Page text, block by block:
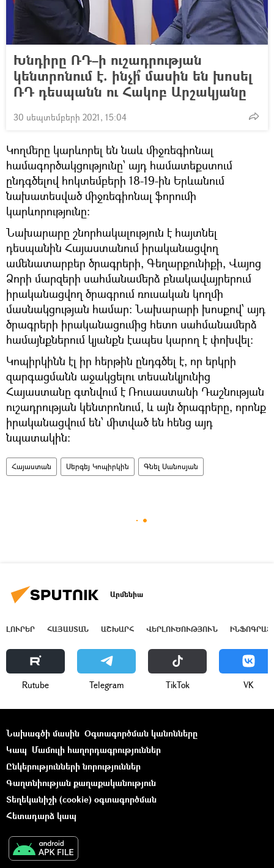
Խնդիրը ՌԴ–ի ուշադրության
կենտրոնում է. ինչի՞ մասին են խոսել
ՌԴ դեսպանն ու Հակոբ Արշակյանը
30 սեպտեմբերի 2021, 15:04
Կողմերը կարևորել են նաև միջռեգիոնալ
համագործակցությունը՝ այդ համատեքստում
ընդգծելով հոկտեմբերի 18-19-ին Երևանում
նախատեսված միջռեգիոնալ ֆորումի
կարևորությունը։
Նախարարը շնորհակալություն է հայտնել
դեսպանին Հայաստանում իրականացվող
ամենատարբեր ծրագրերի, Գեղարքունիքի, Վայոց
Ձորի մարզերի սահմանամերձ բնակավայրերում
իրականացվող ծրագրում ռուսական կողմի
մասնակցության համար։ Նախարարի խոսքով՝ այդ
ծրագրերի իրականացումից հետո սահմանամերձ
համայնքներում կյանքն էապես կարող է փոխվել։
Կոպիրկինն էլ իր հերթին ընդգծել է, որ երկրի
զարգացմանն աջակցելու տեսանկյունից
Հայաստանը գտնվում է Ռուսաստանի Դաշնության
ուշադրության կենտրոնում, և այն ծրագրերը, որոնք
իրականացվում են՝ միտված են հենց այդ
նպատակին։
Հայաստան Սերգեյ Կոպիրկին Գնել Սանոսյան
Արմենիա
ԼՈՒՐԵՐ ՀԱՅԱՍՏԱՆ ԱՇԽԱՐՀ ՎԵՐԼՈՒԾՈՒԹՅՈՒՆ
Rutube Telegram ТikТоk VK
Նախագծի մասին Օգտագործման կանոնները
Կապ Մամուլի հաղորդագրություններ
Ընկերությունների նորություններ
Գաղտնիության քաղաքականություն
Տեղեկանիշի (cookie) օգտագործման
Հետադարձ կապ